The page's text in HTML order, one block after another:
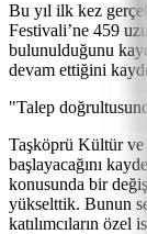
Bu yıl ilk kez
Festivali’ne 459
bulunulduğunu
devam ettiğini
"Talep
Taşköprü Kültür ve
başlayacağını
konusunda bir
yükselttik. Bunun
katılımcıların özel